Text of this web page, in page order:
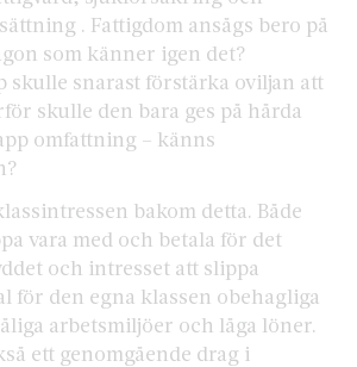
. Fattigdom ansågs bero på
som känner igen det?
skulle snarast förstärka oviljan att
skulle den bara ges på hårda
omfattning – känns
bakom detta. Både
vara med och betala för det
och intresset att slippa
för den egna klassen obehagliga
arbetsmiljöer och låga löner.
ett genomgående drag i